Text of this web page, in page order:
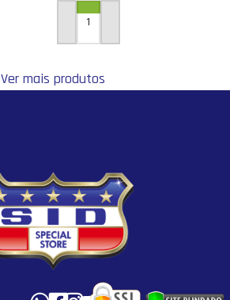
ADICIONAR AO CARRINHO
Ver mais produtos